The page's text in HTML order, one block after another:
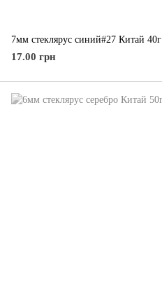
7мм стеклярус синий#27 Китай 40г
17.00 грн